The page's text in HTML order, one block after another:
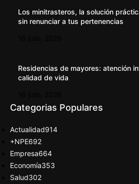
Los minitrasteros, la solución
sin renunciar a tus pertenencias
Residencias de mayores: atención
calidad de vida
Categorias Populares
Actualidad914
+NPE692
Empresa664
Economía353
Salud302